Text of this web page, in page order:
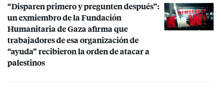
“Disparen primero y pregunten después”:
un exmiembro de la Fundación
Humanitaria de Gaza afirma que
trabajadores de esa organización de
“ayuda” recibieron la orden de atacar a
palestinos